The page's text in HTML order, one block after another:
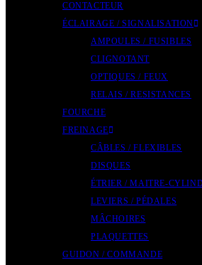
CONTACTEUR
ÉCLAIRAGE / SIGNALISATION
AMPOULES / FUSIBLES
CLIGNOTANT
OPTIQUES / FEUX
RELAIS / RESISTANCES
FOURCHE
FREINAGE
CÂBLES / FLEXIBLES
DISQUES
ÉTRIER / MAITRE-
LEVIERS / PÉDALES
MÂCHOIRES
PLAQUETTES
GUIDON / COMMANDE